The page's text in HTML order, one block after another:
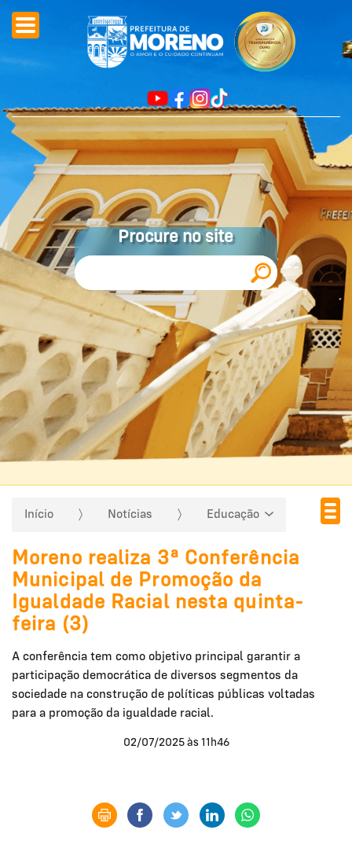
Procure no site
Início Notícias Educação
Moreno realiza 3ª Conferência
Municipal de Promoção da
Igualdade Racial nesta quinta-
feira (3)
A conferência tem como objetivo principal garantir a
participação democrática de diversos segmentos da
sociedade na construção de políticas públicas voltadas
para a promoção da igualdade racial.
02/07/2025 às 11h46